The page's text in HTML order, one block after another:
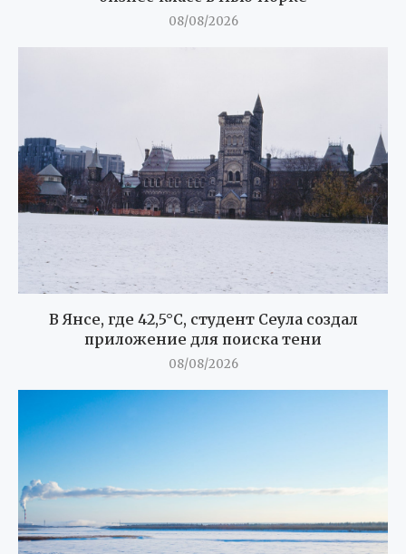
08/08/2026
В Янсе, где 42,5°C, студент Сеула создал
приложение для поиска тени
08/08/2026